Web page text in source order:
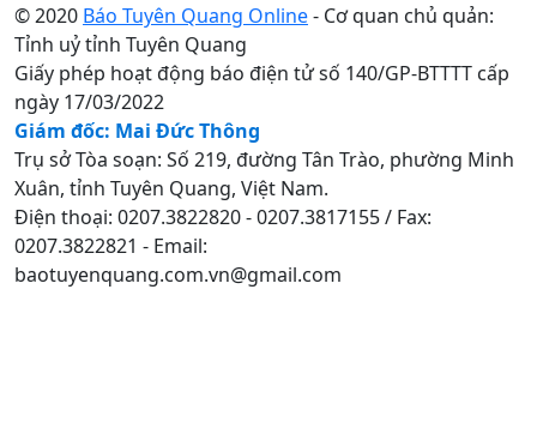
© 2020 Báo Tuyên Quang Online- Cơ quan chủ quản:
Tỉnh uỷ tỉnh Tuyên Quang
Giấy phép hoạt động báo điện tử số 140/GP-BTTTT cấp
ngày 17/03/2022
Giám đốc: Mai Đức Thông
Trụ sở Tòa soạn: Số 219, đường Tân Trào, phường Minh
Xuân, tỉnh Tuyên Quang, Việt Nam.
Điện thoại: 0207.3822820 - 0207.3817155 / Fax:
0207.3822821 - Email:
baotuyenquang.com.vn@gmail.com